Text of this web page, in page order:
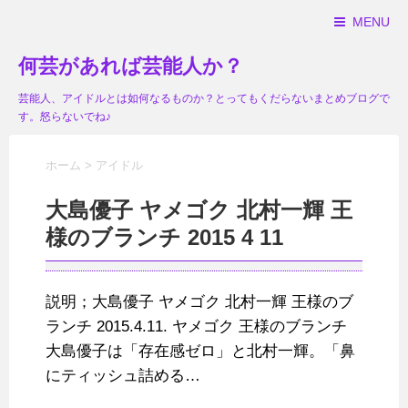
MENU
何芸があれば芸能人か？
芸能人、アイドルとは如何なるものか？とってもくだらないまとめブログで
す。怒らないでね♪
ホーム > アイドル
大島優子 ヤメゴク 北村一輝 王
様のブランチ 2015 4 11
説明；大島優子 ヤメゴク 北村一輝 王様のブ
ランチ 2015.4.11. ヤメゴク 王様のブランチ
大島優子は「存在感ゼロ」と北村一輝。「鼻
にティッシュ詰める…